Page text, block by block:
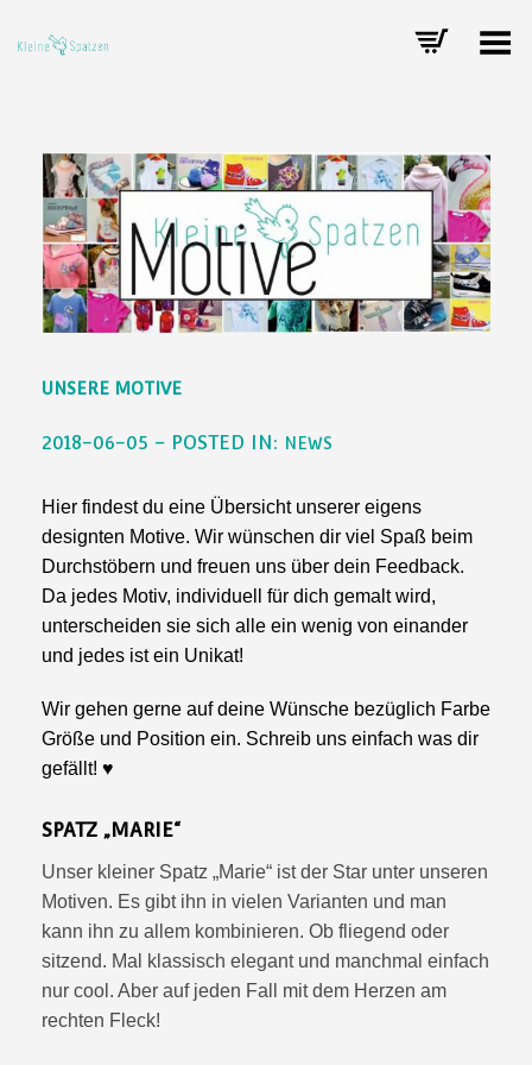
Toggle Menu
UNSERE MOTIVE
2018-06-05 – POSTED IN: NEWS
Hier findest du eine Übersicht unserer eigens
designten Motive. Wir wünschen dir viel Spaß beim
Durchstöbern und freuen uns über dein Feedback.
Da jedes Motiv, individuell für dich gemalt wird,
unterscheiden sie sich alle ein wenig von einander
und jedes ist ein Unikat!
Wir gehen gerne auf deine Wünsche bezüglich Farbe
Größe und Position ein. Schreib uns einfach was dir
gefällt! ♥
SPATZ „MARIE“
Unser kleiner Spatz „Marie“ ist der Star unter unseren
Motiven. Es gibt ihn in vielen Varianten und man
kann ihn zu allem kombinieren. Ob fliegend oder
sitzend. Mal klassisch elegant und manchmal einfach
nur cool. Aber auf jeden Fall mit dem Herzen am
rechten Fleck!